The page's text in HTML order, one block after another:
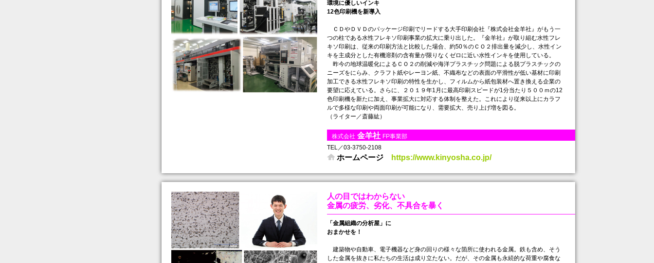
環境に優しいインキ
12色印刷機を新導入
ＣＤやＤＶＤのパッケージ印刷でリードする大手印刷会社『株式会社金羊社』がもう一
つの柱である水性フレキソ印刷事業の拡大に乗り出した。『金羊社』が取り組む水性フレ
キソ印刷は、従来の印刷方法と比較した場合、約50％のＣＯ２排出量を減少し、水性イン
キを主成分とした有機溶剤の含有量が限りなくゼロに近い水性インキを使用している。
昨今の地球温暖化によるＣＯ２の削減や海洋プラスチック問題による脱プラスチックの
ニーズをにらみ、クラフト紙やレーヨン紙、不織布などの表面の平滑性が低い基材に印刷
加工できる水性フレキソ印刷の特性を生かし、フィルムから紙包装材へ置き換える企業の
要望に応えている。さらに、２０１９年1月に最高印刷スピードが1分当たり５００ｍの12
色印刷機を新たに加え、事業拡大に対応する体制を整えた。これにより従来以上にカラフ
ルで多様な印刷や両面印刷が可能になり、需要拡大、売り上げ増を図る。
（ライター／斎藤紘）
株式会社 金羊社 FP事業部
TEL／03-3750-2108
ホームページ https://www.kinyosha.co.jp/
人の目ではわからない
金属の疲労、劣化、不具合を暴く
「金属組織の分析屋」に
おまかせを！
建築物や自動車、電子機器など身の回りの様々な箇所に使われる金属。鉄も含め、そう
した金属を抜きに私たちの生活は成り立たない。だが、その金属も永続的な荷重や腐食な